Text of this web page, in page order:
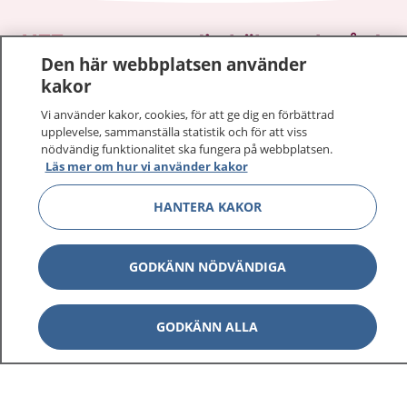
1177–tryggt om din hälsa och vård
På 1177.se får du råd om hälsa och information om
sjukdomar och vilka mottagningar du kan kontakta.
Logga in för att läsa din journal och göra dina
vårdärenden. Ring telefonnummer 1177 för
sjukvårdsrådgivning dygnet runt.
1177 ger dig råd när du vill må bättre.
1177 på flera språk Visa
Om 1177 Visa
Den här webbplatsen använder
kakor
Vi använder kakor, cookies, för att ge dig en förbättrad
upplevelse, sammanställa statistik och för att viss
nödvändig funktionalitet ska fungera på webbplatsen.
Läs mer om hur vi använder kakor
HANTERA KAKOR
GODKÄNN NÖDVÄNDIGA
GODKÄNN ALLA